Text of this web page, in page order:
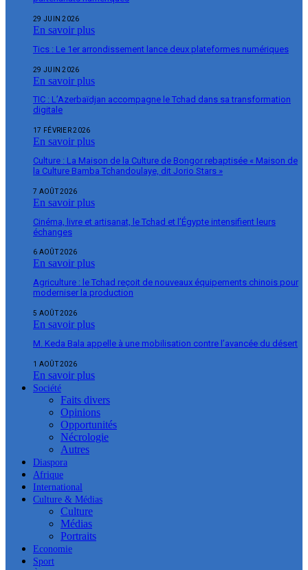
29 JUIN 2026
En savoir plus
Tics : Le 1er arrondissement lance deux plateformes numériques
29 JUIN 2026
En savoir plus
TIC : L’Azerbaïdjan accompagne le Tchad dans sa transformation
digitale
17 FÉVRIER 2026
En savoir plus
Culture : La Maison de la Culture de Bongor rebaptisée « Maison de
la Culture Bamba Tchandoulaye, dit Jorio Stars »
7 AOÛT 2026
En savoir plus
Cinéma, livre et artisanat, le Tchad et l’Égypte intensifient leurs
échanges
6 AOÛT 2026
En savoir plus
Agriculture : le Tchad reçoit de nouveaux équipements chinois pour
moderniser la production
5 AOÛT 2026
En savoir plus
M. Keda Bala appelle à une mobilisation contre l’avancée du désert
1 AOÛT 2026
En savoir plus
Société
Faits divers
Opinions
Opportunités
Nécrologie
Autres
Diaspora
Afrique
International
Culture & Médias
Culture
Médias
Portraits
Economie
Sport